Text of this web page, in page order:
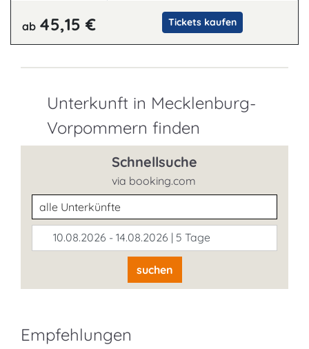
ab 45,15 € Tickets kaufen
Unterkunft in Mecklenburg-
Vorpommern finden
Schnellsuche
via booking.com
Unterkunftsart
10.08.2026 - 14.08.2026 | 5 Tage
suchen
Empfehlungen